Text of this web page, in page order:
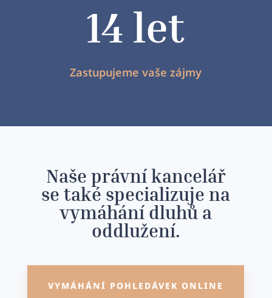
14 let
Zastupujeme vaše zájmy
Naše právní kancelář
se také specializuje na
vymáhání dluhů a
oddlužení.
VYMÁHÁNÍ POHLEDÁVEK ONLINE